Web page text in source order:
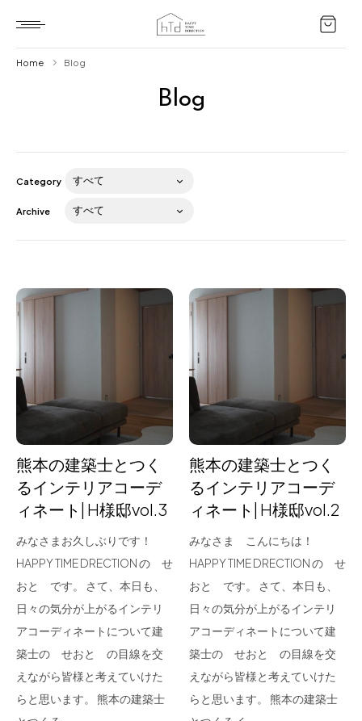
Blog
About us
for Business
Recruit
フラッグシップストア
0965-52-0323
熊本店
096-274-8175
Arv
0965-45-9282
Blog
Home Blog
Category
Archive
熊本の建築士とつく
るインテリアコーデ
ィネート| H様邸vol.3
みなさまお久しぶりです！
HAPPY TIME DRECTION の せ
おと です。 さて、本日も、
日々の気分が上がるインテリ
アコーディネートについて建
築士の せおと の目線を交
えながら皆様と考えていけた
らと思います。 熊本の建築士
熊本の建築士とつく
るインテリアコーデ
ィネート| H様邸vol.2
みなさま こんにちは！
HAPPY TIME DRECTION の せ
おと です。 さて、本日も、
日々の気分が上がるインテリ
アコーディネートについて建
築士の せおと の目線を交
えながら皆様と考えていけた
らと思います。 熊本の建築士